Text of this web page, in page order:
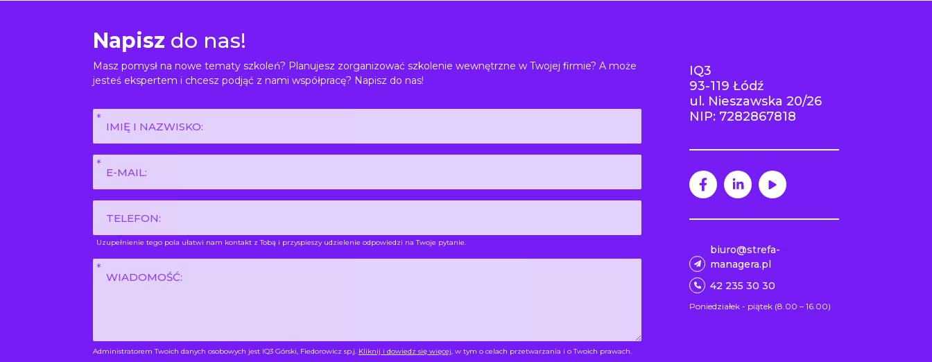
Napisz do nas!
Masz pomysł na nowe tematy szkoleń? Planujesz zorganizować szkolenie wewnętrzne w Twojej firmie? A może
jesteś ekspertem i chcesz podjąć z nami współpracę? Napisz do nas!
Imię
*E-
mail
Uzupełnienie tego pola ułatwi nam kontakt z Tobą i przyspieszy udzielenie odpowiedzi na Twoje pytanie.
Wiadomość
Administratorem Twoich danych osobowych jest IQ3 Górski, Fiedorowicz sp.j. Kliknij i dowiedz się więcej, w tym o celach przetwarzania i o Twoich prawach.
IQ3
93-119 Łódź
ul. Nieszawska 20/26
NIP: 7282867818
biuro@strefa-
managera.pl
42 235 30 30
Poniedziałek - piątek (8.00 – 16.00)